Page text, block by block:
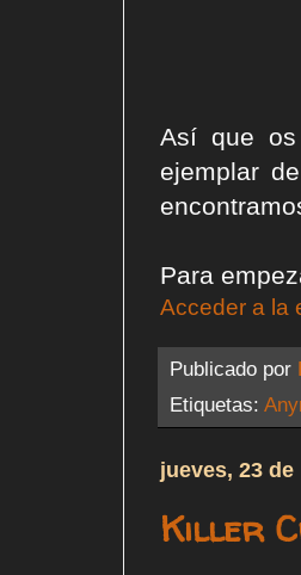
Así que
ejemplar
Para
Acceder a la
Publicado por
Etiquetas:
jueves, 23 de
Killer